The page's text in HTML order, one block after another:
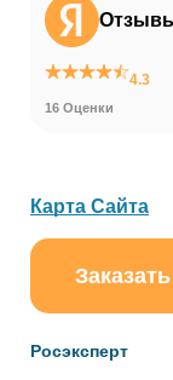
4.3
16 Оценки
Росэксперт
Карта Сайта
online